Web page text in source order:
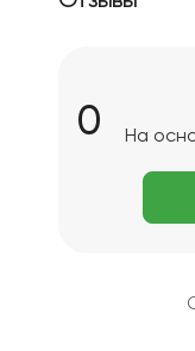
На
0